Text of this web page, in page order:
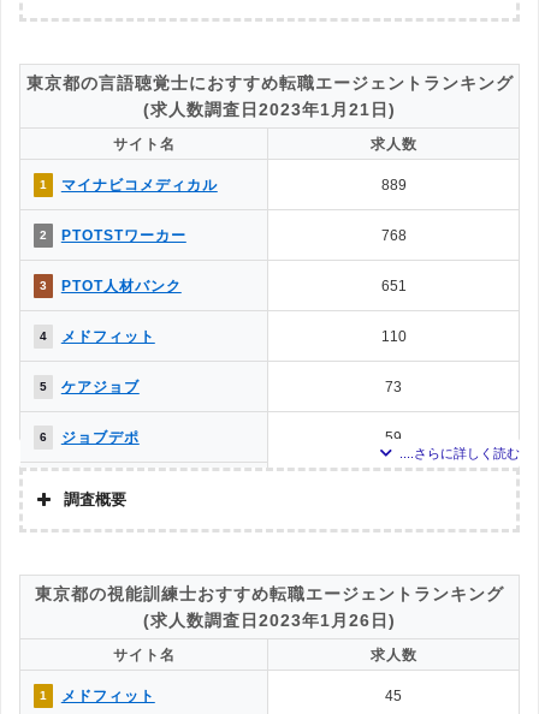
メディカル・コンシェルジ
9 かいごガーデン 86
10
ベネッセMCM PT・OT・ST
お仕事サポート
81
11 ミラクス介護 77
12 PTOT転職ナビ 62
13
ブ）
57
14 MC-介護のお仕事 14
15
エルユーエス
0
株式会社アドバンスフロー
調査対象とした転職エージェントについて
Googleで「リハビリ 転職エージェント」という検索ワードで検索して掲載し
ていた「『有料職業紹介事業許可』を取得している」企業を対象。
調査対象とした求人について
ち、「条件：作業療法士」「地域：東京都」の条件に合致する求人数をカウン
東京都の言語聴覚士におすすめ転職エージェントランキング
(求人数調査日2023年1月21日)
サイト名 求人数
1 マイナビコメディカル 889
2 PTOTSTワーカー 768
3 PTOT人材バンク 651
4 メドフィット 110
5 ケアジョブ 73
6 ジョブデポ 59
ュネット
9
ベネッセMCM PT・OT・ST
お仕事サポート
37
10 かいごガーデン 35
11 クリックジョブ介護 23
調査概要
株式会社アドバンスフロー
調査対象とした転職エージェントについて
Googleで「リハビリ 転職エージェント」という検索ワードで検索して掲載し
ていた「『有料職業紹介事業許可』を取得している」企業を対象。
東京都の視能訓練士おすすめ転職エージェントランキング
(求人数調査日2023年1月26日)
サイト名 求人数
1 メドフィット 45